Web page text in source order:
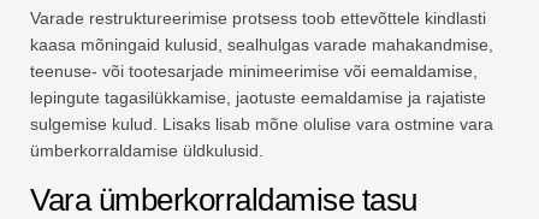
Varade restruktureerimise protsess toob ettevõttele kindlasti
kaasa mõningaid kulusid, sealhulgas varade mahakandmise,
teenuse- või tootesarjade minimeerimise või eemaldamise,
lepingute tagasilükkamise, jaotuste eemaldamise ja rajatiste
sulgemise kulud. Lisaks lisab mõne olulise vara ostmine vara
ümberkorraldamise üldkulusid.
Vara ümberkorraldamise tasu